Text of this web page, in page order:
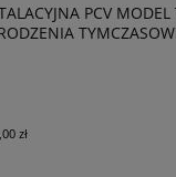
PCV MODEL
zł